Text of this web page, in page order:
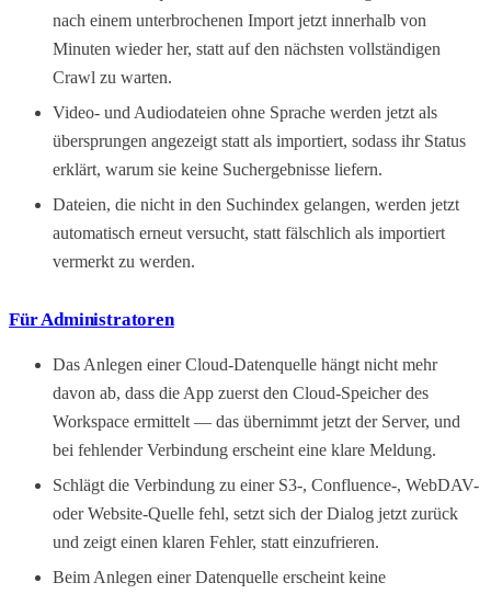
nach einem unterbrochenen Import jetzt innerhalb von
Minuten wieder her, statt auf den nächsten vollständigen
Crawl zu warten.
Video- und Audiodateien ohne Sprache werden jetzt als
übersprungen angezeigt statt als importiert, sodass ihr Status
erklärt, warum sie keine Suchergebnisse liefern.
Dateien, die nicht in den Suchindex gelangen, werden jetzt
automatisch erneut versucht, statt fälschlich als importiert
vermerkt zu werden.
Für Administratoren
Das Anlegen einer Cloud-Datenquelle hängt nicht mehr
davon ab, dass die App zuerst den Cloud-Speicher des
Workspace ermittelt — das übernimmt jetzt der Server, und
bei fehlender Verbindung erscheint eine klare Meldung.
Schlägt die Verbindung zu einer S3-, Confluence-, WebDAV-
oder Website-Quelle fehl, setzt sich der Dialog jetzt zurück
und zeigt einen klaren Fehler, statt einzufrieren.
Beim Anlegen einer Datenquelle erscheint keine